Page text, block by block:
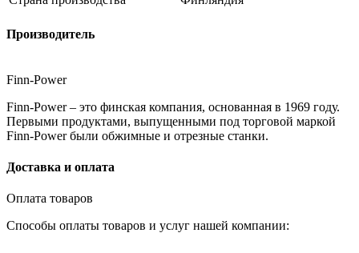
Производитель
Finn-Power
Finn-Power – это финская компания, основанная в 1969 году.
Первыми продуктами, выпущенными под торговой маркой
Finn-Power были обжимные и отрезные станки.
Доставка и оплата
Оплата товаров
Способы оплаты товаров и услуг нашей компании: